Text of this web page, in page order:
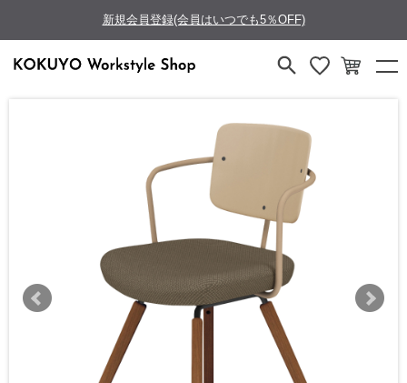
新規会員登録(会員はいつでも5％OFF)